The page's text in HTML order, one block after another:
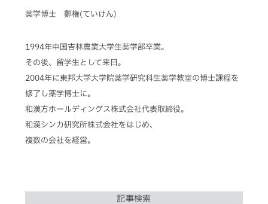
薬学博士 鄭権(ていけん)
1994年中国吉林農業大学生薬学部卒業。
その後、留学生として来日。
2004年に東邦大学大学院薬学研究科生薬学教室の博士課程を
修了し薬学博士に。
和漢方ホールディングス株式会社代表取締役。
和漢シンカ研究所株式会社をはじめ、
複数の会社を経営。
記事検索